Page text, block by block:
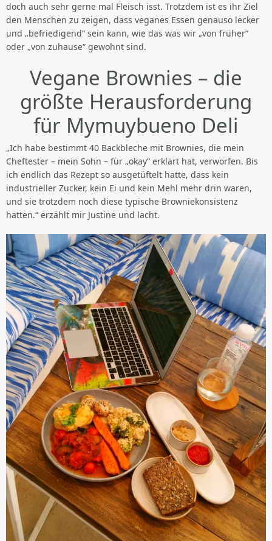
doch auch sehr gerne mal Fleisch isst. Trotzdem ist es ihr Ziel
den Menschen zu zeigen, dass veganes Essen genauso lecker
und „befriedigend“ sein kann, wie das was wir „von früher“
oder „von zuhause“ gewohnt sind.
Vegane Brownies – die
größte Herausforderung
für Mymuybueno Deli
„Ich habe bestimmt 40 Backbleche mit Brownies, die mein
Cheftester – mein Sohn – für „okay“ erklärt hat, verworfen. Bis
ich endlich das Rezept so ausgetüftelt hatte, dass kein
industrieller Zucker, kein Ei und kein Mehl mehr drin waren,
und sie trotzdem noch diese typische Browniekonsistenz
hatten.“ erzählt mir Justine und lacht.